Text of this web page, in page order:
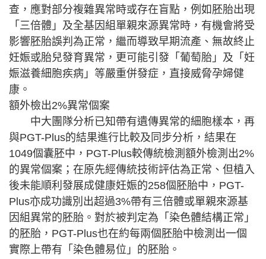
查，應對部分複雜異常時或存在盲點，例如胚胎出現
「三倍體」及全基因組單親來源異常時，有機會將受
影響胚胎誤判為正常，繼而導致早期流產、無故終止
妊娠或胎兒發育異常，更可能引發「葡萄胎」及「妊
娠滋養細胞疾病」等嚴重併發症，直接威脅孕婦健
康。
額外檢出2%異常個案
中大團隊分析已知帶有遺傳異常的細胞樣本，再
與PGT-Plus的結果進行比較及同步分析，結果在
1049個囊胚中，PGT-Plus較傳統檢測額外檢測出2%
的異常個案；在原先經傳統技術評估為正常、但植入
後未能順利發展成健康妊娠的258個胚胎中，PGT-
Plus亦成功識別出超過3%帶有三倍體或單親來源基
因組異常的胚胎。對於被判定為「染色體結構正常」
的胚胎，PGT-Plus也在約每兩個胚胎中檢測出一個
實際上帶有「染色體易位」的胚胎。